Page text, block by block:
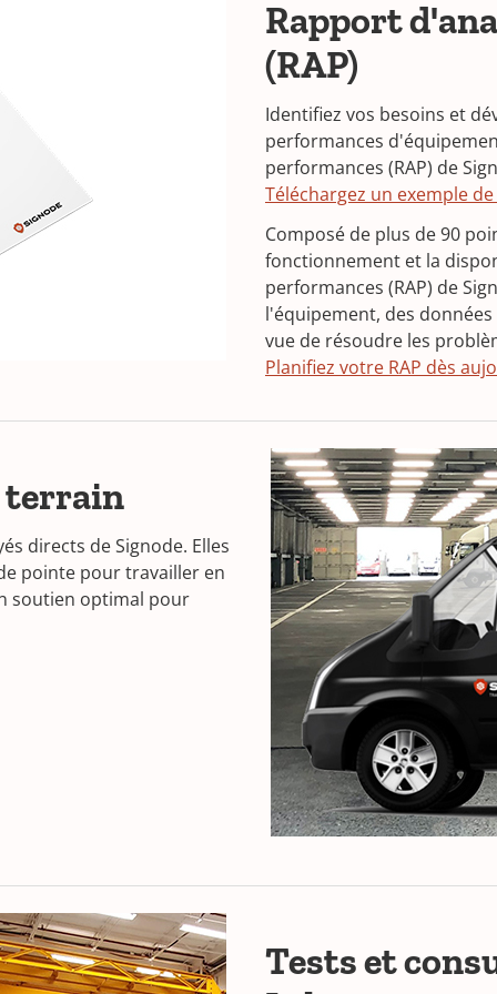
Rapport
(RAP)
Identifiez vos besoins et
performances
performances (RAP) de
Téléchargez un exemple de
Composé de plus de 90
fonctionnement et la
performances (RAP) de
l'équipement, des
vue de résoudre les
Planifiez votre RAP dès
terrain
directs de Signode. Elles
pointe pour travailler en
soutien optimal pour
Tests et